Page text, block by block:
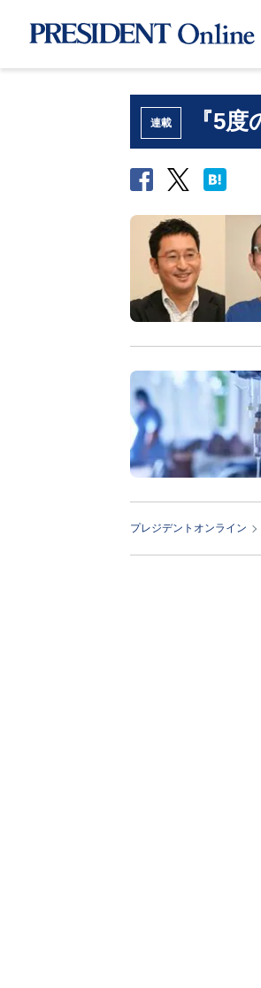
連載 『5
プレジデントオンライン